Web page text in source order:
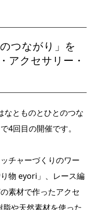
つながり」を
クセサリー・
なとものとひとのつな
4回目の開催です。
チャーづくりのワー
物 eyori」、レース編
素材で作ったアクセ
や天然素材を使った